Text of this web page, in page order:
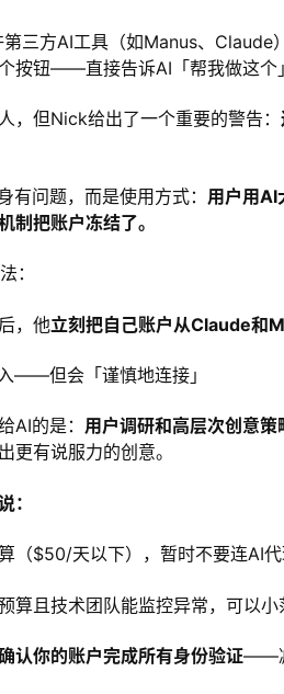
三方AI工具（如Manus、Claude
按钮——直接告诉AI「帮我做这个
，但Nick给出了一个重要的警告：
有问题，而是使用方式： 用户用AI
制把账户冻结了。
：
，他立刻把自己账户从Claude和
——但会「谨慎地连接」
AI的是： 用户调研和高层次创意策
更有说服力的创意。
：
（$50/天以下），暂时不要连AI
算且技术团队能监控异常，可以小
认你的账户完成所有身份验证——